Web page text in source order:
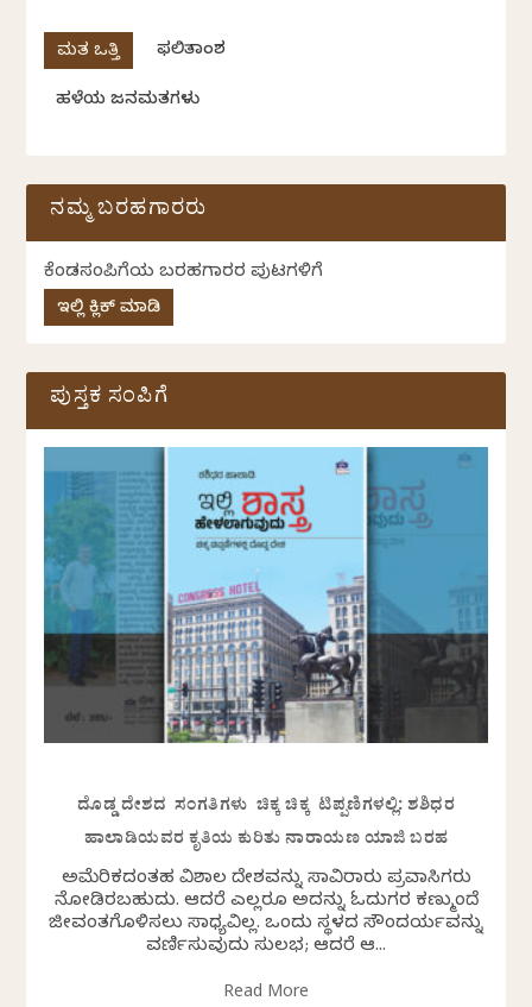
ಫಲಿತಾಂಶ
ಹಳೆಯ ಜನಮತಗಳು
ನಮ್ಮ ಬರಹಗಾರರು
ಕೆಂಡಸಂಪಿಗೆಯ ಬರಹಗಾರರ ಪುಟಗಳಿಗೆ
ಇಲ್ಲಿ ಕ್ಲಿಕ್ ಮಾಡಿ
ಪುಸ್ತಕ ಸಂಪಿಗೆ
ದೊಡ್ಡ ದೇಶದ ಸಂಗತಿಗಳು ಚಿಕ್ಕ ಚಿಕ್ಕ ಟಿಪ್ಪಣಿಗಳಲ್ಲಿ: ಶಶಿಧರ
ಹಾಲಾಡಿಯವರ ಕೃತಿಯ ಕುರಿತು ನಾರಾಯಣ ಯಾಜಿ ಬರಹ
ಅಮೆರಿಕದಂತಹ ವಿಶಾಲ ದೇಶವನ್ನು ಸಾವಿರಾರು ಪ್ರವಾಸಿಗರು
ನೋಡಿರಬಹುದು. ಆದರೆ ಎಲ್ಲರೂ ಅದನ್ನು ಓದುಗರ ಕಣ್ಮುಂದೆ
ಜೀವಂತಗೊಳಿಸಲು ಸಾಧ್ಯವಿಲ್ಲ. ಒಂದು ಸ್ಥಳದ ಸೌಂದರ್ಯವನ್ನು
ವರ್ಣಿಸುವುದು ಸುಲಭ; ಆದರೆ ಆ...
Read More